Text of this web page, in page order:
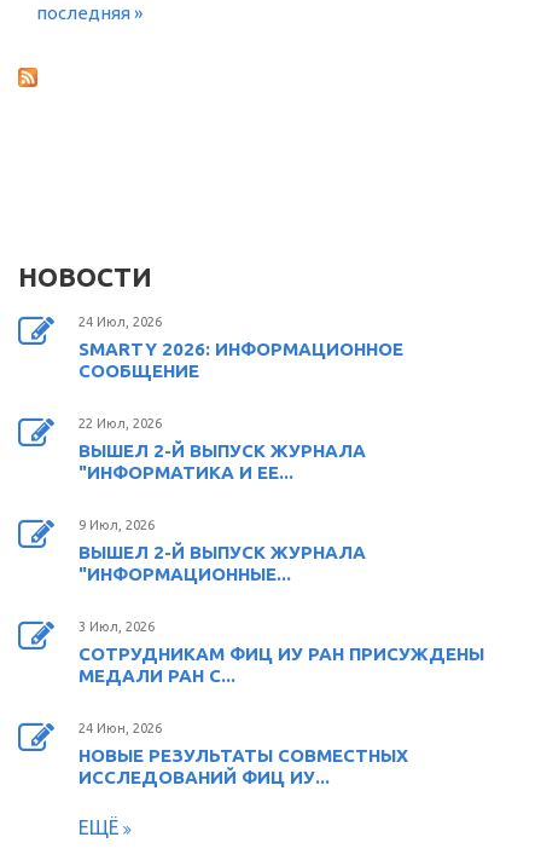
последняя »
НОВОСТИ
24 Июл, 2026
SMARTY 2026: ИНФОРМАЦИОННОЕ
СООБЩЕНИЕ
22 Июл, 2026
ВЫШЕЛ 2-Й ВЫПУСК ЖУРНАЛА
"ИНФОРМАТИКА И ЕЕ...
9 Июл, 2026
ВЫШЕЛ 2-Й ВЫПУСК ЖУРНАЛА
"ИНФОРМАЦИОННЫЕ...
3 Июл, 2026
СОТРУДНИКАМ ФИЦ ИУ РАН ПРИСУЖДЕНЫ
МЕДАЛИ РАН С...
24 Июн, 2026
НОВЫЕ РЕЗУЛЬТАТЫ СОВМЕСТНЫХ
ИССЛЕДОВАНИЙ ФИЦ ИУ...
ЕЩЁ